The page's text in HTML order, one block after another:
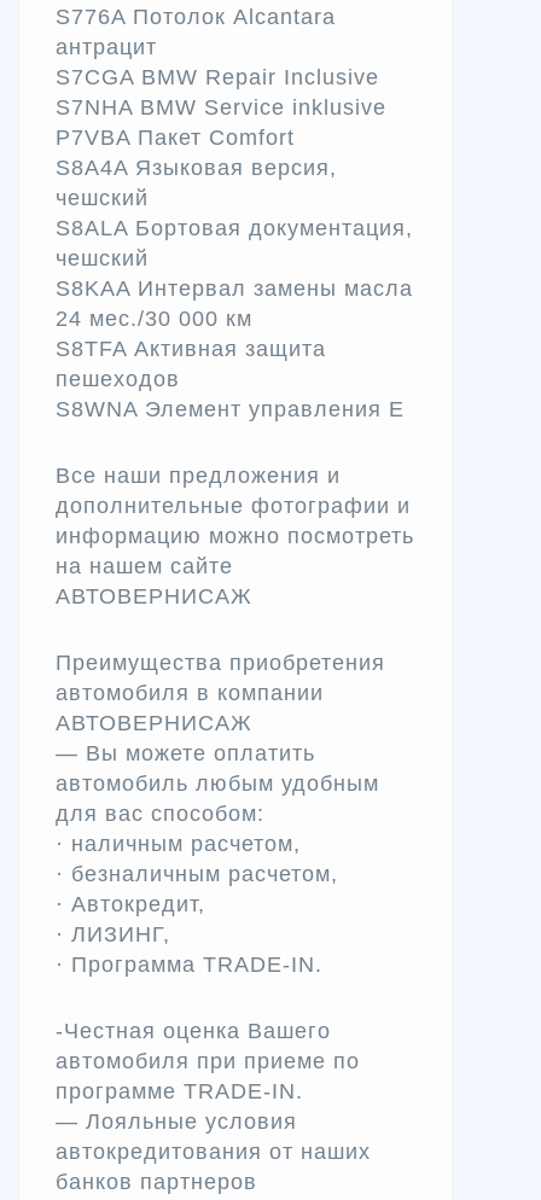
S776A Потолок Alcantara
антрацит
S7CGA BMW Repair Inclusive
S7NHA BMW Service inklusive
P7VBA Пакет Comfort
S8A4A Языковая версия,
чешский
S8ALA Бортовая документация,
чешский
S8KAA Интервал замены масла
24 мес./30 000 км
S8TFA Активная защита
пешеходов
S8WNA Элемент управления Е
Все наши предложения и
дополнительные фотографии и
информацию можно посмотреть
на нашем сайте
АВТОВЕРНИСАЖ
Преимущества приобретения
автомобиля в компании
АВТОВЕРНИСАЖ
— Вы можете оплатить
автомобиль любым удобным
для вас способом:
· наличным расчетом,
· безналичным расчетом,
· Автокредит,
· ЛИЗИНГ,
· Программа TRADЕ-IN.
-Честная оценка Вашего
автомобиля при приеме по
программе TRADE-IN.
— Лояльные условия
автокредитования от наших
банков партнеров